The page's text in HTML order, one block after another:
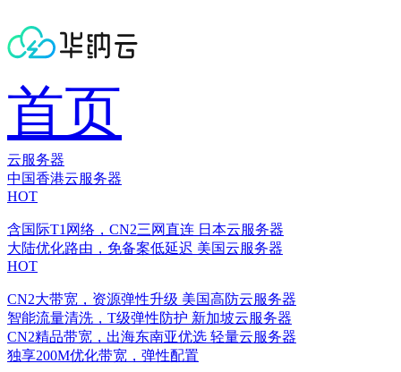
首页
云服务器
中国香港云服务器
HOT
含国际T1网络，CN2三网直连 日本云服务器
大陆优化路由，免备案低延迟 美国云服务器
HOT
CN2大带宽，资源弹性升级 美国高防云服务器
智能流量清洗，T级弹性防护 新加坡云服务器
CN2精品带宽，出海东南亚优选 轻量云服务器
独享200M优化带宽，弹性配置